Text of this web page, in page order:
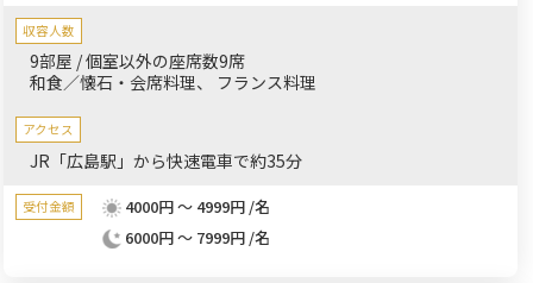
収容人数
9部屋 / 個室以外の座席数9席
和食／懐石・会席料理
フランス料理
アクセス
JR「広島駅」から快速電車で約35分
受付金額
4000円 ～ 4999円 /名
6000円 ～ 7999円 /名